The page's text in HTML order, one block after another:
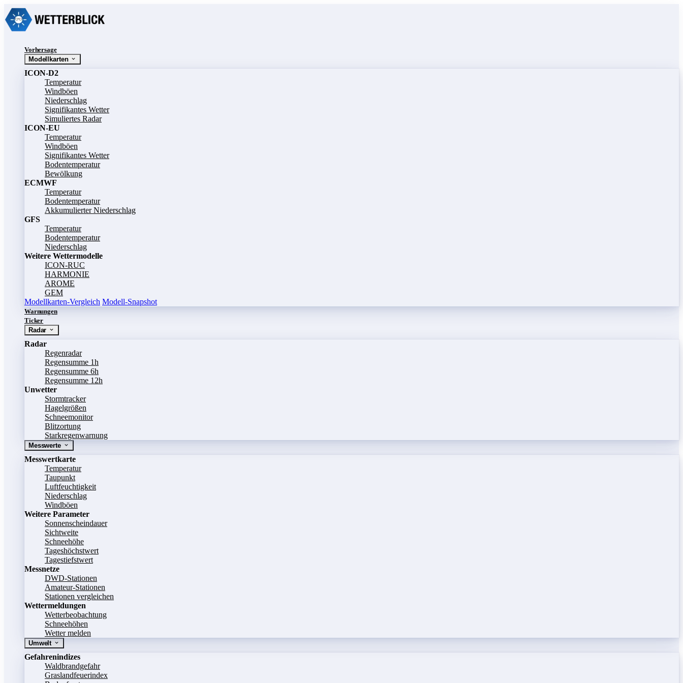
Vorhersage
Modellkarten
ICON-D2
Temperatur
Windböen
Niederschlag
Signifikantes Wetter
Simuliertes Radar
ICON-EU
Temperatur
Windböen
Signifikantes Wetter
Bodentemperatur
Bewölkung
ECMWF
Temperatur
Bodentemperatur
Akkumulierter Niederschlag
GFS
Temperatur
Bodentemperatur
Niederschlag
Weitere Wettermodelle
ICON-RUC
HARMONIE
AROME
GEM
Modellkarten-Vergleich Modell-Snapshot
Warnungen
Ticker
Radar
Radar
Regenradar
Regensumme 1h
Regensumme 6h
Regensumme 12h
Unwetter
Stormtracker
Hagelgrößen
Schneemonitor
Blitzortung
Starkregenwarnung
Messwerte
Messwertkarte
Temperatur
Taupunkt
Luftfeuchtigkeit
Niederschlag
Windböen
Weitere Parameter
Sonnenscheindauer
Sichtweite
Schneehöhe
Tageshöchstwert
Tagestiefstwert
Messnetze
DWD-Stationen
Amateur-Stationen
Stationen vergleichen
Wettermeldungen
Wetterbeobachtung
Schneehöhen
Wetter melden
Umwelt
Gefahrenindizes
Waldbrandgefahr
Graslandfeuerindex